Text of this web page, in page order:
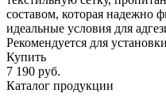
составом, которая надежно
идеальные условия для
Рекомендуется для
Купить
7 190 руб.
Каталог продукции